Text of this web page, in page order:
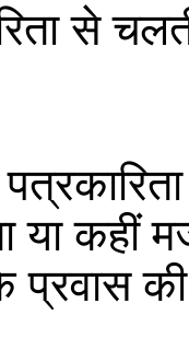
से
या कहीं
प्रवास